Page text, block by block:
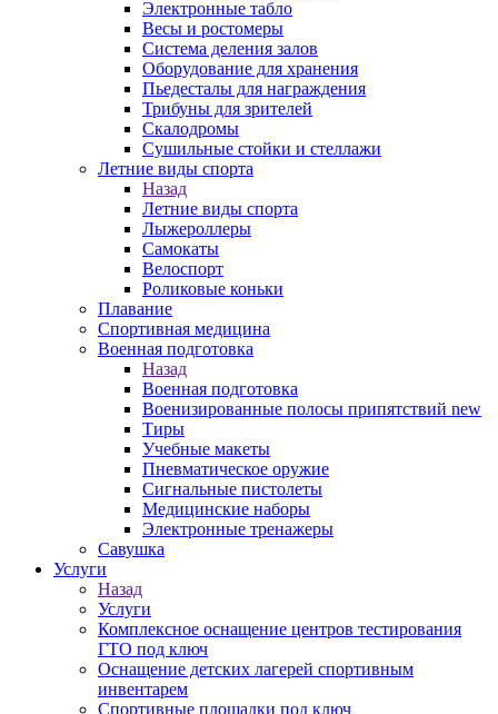
Электронные табло
Весы и ростомеры
Система деления залов
Оборудование для хранения
Пьедесталы для награждения
Трибуны для зрителей
Скалодромы
Сушильные стойки и стеллажи
Летние виды спорта
Назад
Летние виды спорта
Лыжероллеры
Самокаты
Велоспорт
Роликовые коньки
Плавание
Спортивная медицина
Военная подготовка
Назад
Военная подготовка
Военизированные полосы припятствий new
Тиры
Учебные макеты
Пневматическое оружие
Сигнальные пистолеты
Медицинские наборы
Электронные тренажеры
Савушка
Услуги
Назад
Услуги
Комплексное оснащение центров тестирования
ГТО под ключ
Оснащение детских лагерей спортивным
инвентарем
Спортивные площадки под ключ